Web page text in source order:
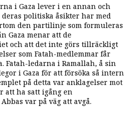
i Gaza lever i en annan och
politiska åsikter har med
den partilinje som formuleras
Gaza menar att de
och att det inte görs tillräckligt
som Fatah-medlemmar får
Fatah-ledarna i Ramallah, å sin
i Gaza för att försöka så intern
på detta var anklagelser mot
att ha satt igång en
var på väg att avgå.